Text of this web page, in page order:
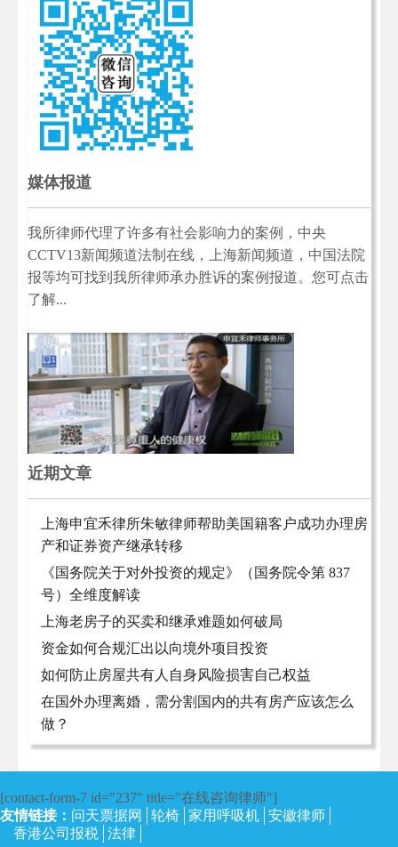
媒体报道
我所律师代理了许多有社会影响力的案例，中央
CCTV13新闻频道法制在线，上海新闻频道，中国法院
报等均可找到我所律师承办胜诉的案例报道。您可点击
了解...
近期文章
上海申宜禾律所朱敏律师帮助美国籍客户成功办理房
产和证券资产继承转移
《国务院关于对外投资的规定》（国务院令第 837
号）全维度解读
上海老房子的买卖和继承难题如何破局
资金如何合规汇出以向境外项目投资
如何防止房屋共有人自身风险损害自己权益
在国外办理离婚，需分割国内的共有房产应该怎么
做？
[contact-form-7 id="237" title="在线咨询律师"]
友情链接： 问天票据网 轮椅 家用呼吸机 安徽律师
香港公司报税 法律